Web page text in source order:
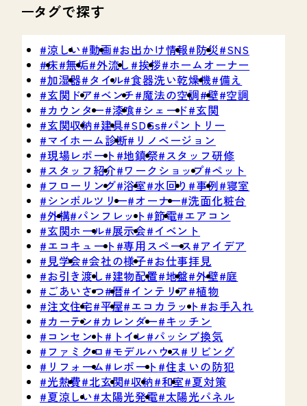
1
タグで探す
涼しい 動画 お出かけ情報 防災 SNS
床 無垢 外流し 挨拶 ホームオーナー
加湿器 タイル 食器洗い乾燥機 備え
玄関ドア ベンチ 魔法の空調 壁 空調
カウンター 漆喰 シェード 玄関
玄関収納 建具 SDGs パントリー
マイホーム診断
リノベージョン
現場レポート 地鎮祭 スタッフ研修
スタッフ紹介 ワークショップ ペット
フローリング 浴室 水回り 事例 寝室
シンボルツリー オーナー 洗面化粧台
外構 パンフレット 節電 エアコン
玄関ホール 展示会 イベント
エコキュート 専用スペース
アイデア
見学会 会社の様子 お仕事拝見
お引き渡し
建物配置 地盤 外壁 庭
ごあいさつ 暦 インテリア 植物
注文住宅 平屋 エコカラット
お手入れ
カーテン
カレンダー キッチン
コンセント
トイレ
パッシブ換気
ファミクロ
モデルハウス
リビング
リフォーム
レポート 住まいの防犯
光熱費 北玄関 収納 和室 夏対策
夏涼しい 太陽光発電 太陽光パネル